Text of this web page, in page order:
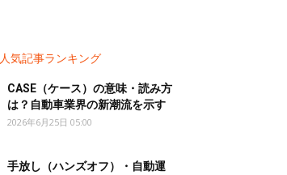
人気記事ランキング
CASE（ケース）の意味・読み方
は？自動車業界の新潮流を示す
2026年6月25日 05:00
手放し（ハンズオフ）・自動運